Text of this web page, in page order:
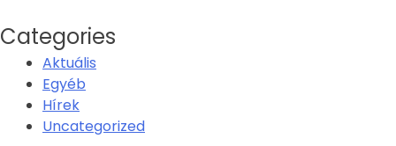
Categories
Aktuális
Egyéb
Hírek
Uncategorized